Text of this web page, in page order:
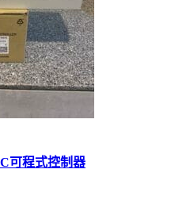
可程式控制器